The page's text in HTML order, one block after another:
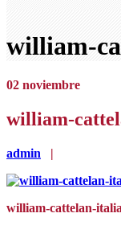
william-
02 noviembre
william-
admin |
william-cattelan-italia